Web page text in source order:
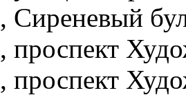
, Сиреневый
, проспект
, проспект